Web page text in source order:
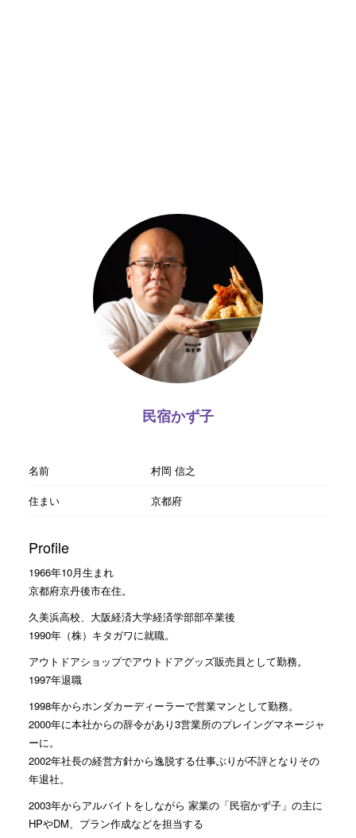
民宿かず子
名前
村岡 信之
住まい
京都府
Profile
1966年10月生まれ
京都府京丹後市在住。
久美浜高校、大阪経済大学経済学部部卒業後
1990年（株）キタガワに就職。
アウトドアショップでアウトドアグッズ販売員として勤務。
1997年退職
1998年からホンダカーディーラーで営業マンとして勤務。
2000年に本社からの辞令があり3営業所のプレイングマネージャ
ーに。
2002年社長の経営方針から逸脱する仕事ぶりが不評となりその
年退社。
2003年からアルバイトをしながら 家業の「民宿かず子」の主に
HPやDM、プラン作成などを担当する